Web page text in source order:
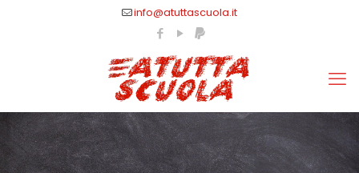
info@atuttascuola.it